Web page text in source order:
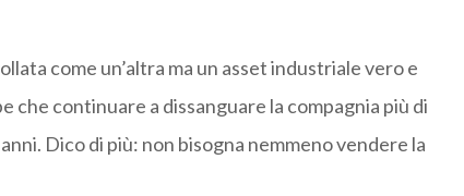
come un’altra ma un asset industriale vero e
che continuare a dissanguare la compagnia più di
Dico di più: non bisogna nemmeno vendere la